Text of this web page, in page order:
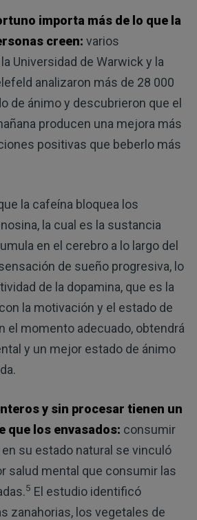
importa más de lo que la
creen: varios
Universidad de Warwick y la
analizaron más de 28 000
de ánimo y descubrieron que el
producen una mejora más
positivas que beberlo más
la cafeína bloquea los
la cual es la sustancia
en el cerebro a lo largo del
de sueño progresiva, lo
de la dopamina, que es la
la motivación y el estado de
el momento adecuado, obtendrá
y un mejor estado de ánimo
y sin procesar tienen un
que los envasados: consumir
su estado natural se vinculó
salud mental que consumir las
5 El estudio identificó
zanahorias, los vegetales de